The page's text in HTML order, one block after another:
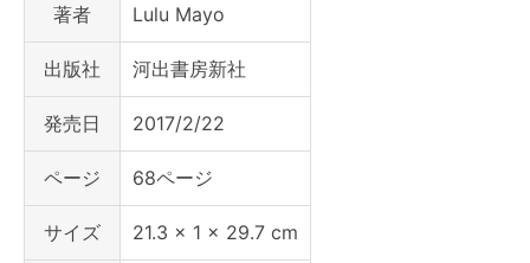
著者 Lulu Mayo
出版社 河出書房新社
発売日 2017/2/22
ページ 68ページ
サイズ 21.3 x 1 x 29.7 cm